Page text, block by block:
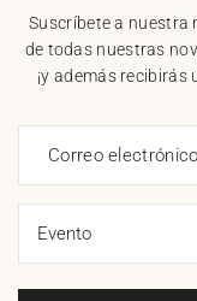
Suscríbete a nuestra
de todas nuestras
¡y además recibirás
Correo electrónico